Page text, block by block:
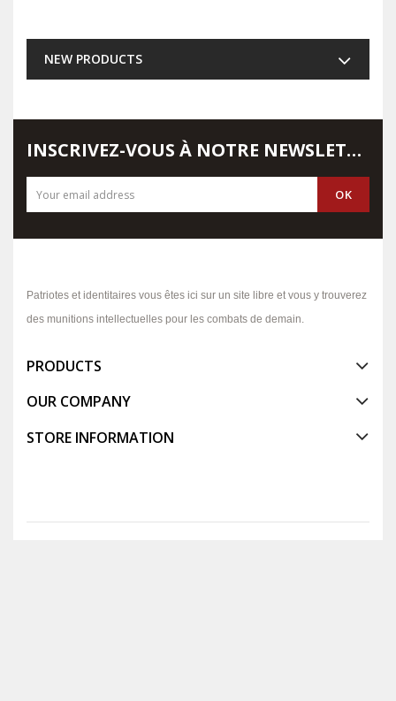
NEW PRODUCTS
INSCRIVEZ-VOUS À NOTRE NEWSLETTER
Patriotes et identitaires vous êtes ici sur un site libre et vous y trouverez
des munitions intellectuelles pour les combats de demain.
PRODUCTS
OUR COMPANY
STORE INFORMATION